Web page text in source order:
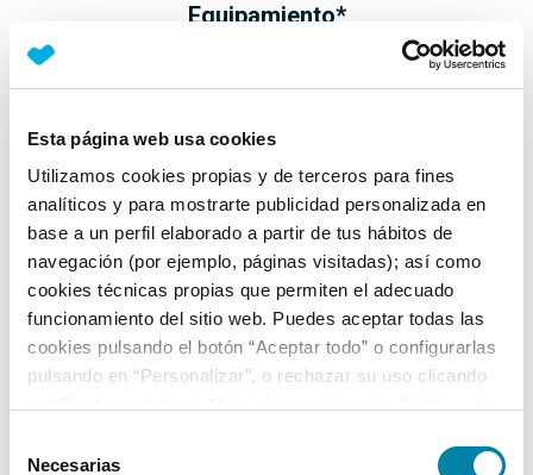
Esta página web usa cookies
Utilizamos cookies propias y de terceros para fines
analíticos y para mostrarte publicidad personalizada en
base a un perfil elaborado a partir de tus hábitos de
navegación (por ejemplo, páginas visitadas); así como
cookies técnicas propias que permiten el adecuado
funcionamiento del sitio web. Puedes aceptar todas las
cookies pulsando el botón “Aceptar todo” o configurarlas
pulsando en “Personalizar”, o rechazar su uso clicando
Necesarias
Equipamiento*
Detalles destacados
Faros antiniebla traseros LED
Luz diurna LED
+ Ver todos
Ficha técnica
Exterior
Interior